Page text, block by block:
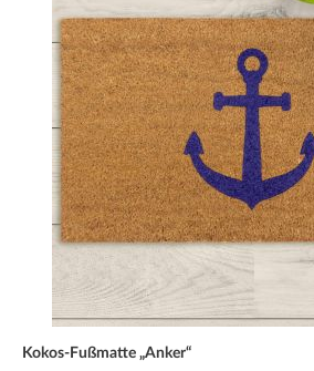
Kokos-Fußmatte „Anker“